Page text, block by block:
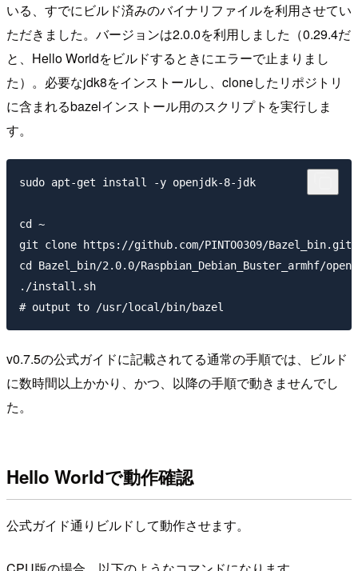
いる、すでにビルド済みのバイナリファイルを利用させてい
ただきました。バージョンは2.0.0を利用しました（0.29.4だ
と、Hello Worldをビルドするときにエラーで止まりまし
た）。必要なjdk8をインストールし、cloneしたリポジトリ
に含まれるbazelインストール用のスクリプトを実行しま
す。
sudo apt-get install -y openjdk-8-jdk
cd ~
git clone https://github.com/PINTO0309/Bazel_bin.git
cd Bazel_bin/2.0.0/Raspbian_Debian_Buster_armhf/
./install.sh
v0.7.5の公式ガイドに記載されてる通常の手順では、ビルド
に数時間以上かかり、かつ、以降の手順で動きませんでし
た。
Hello Worldで動作確認
公式ガイド通りビルドして動作させます。